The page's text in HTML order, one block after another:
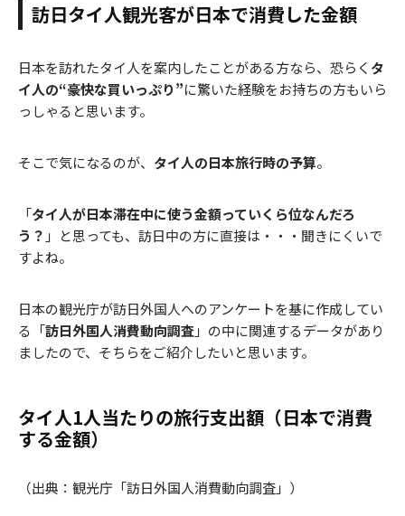
訪日タイ人観光客が日本で消費した金額
日本を訪れたタイ人を案内したことがある方なら、恐らく タ
イ人の“豪快な買いっぷり”に驚いた経験をお持ちの方もいら
っしゃると思います。
そこで気になるのが、 タイ人の日本旅行時の予算。
「タイ人が日本滞在中に使う金額っていくら位なんだろ
う？ 」と思っても、訪日中の方に直接は・・・聞きにくいで
すよね。
日本の観光庁が訪日外国人へのアンケートを基に作成してい
る「訪日外国人消費動向調査」の中に関連するデータがあり
ましたので、そちらをご紹介したいと思います。
タイ人1人当たりの旅行支出額（日本で消費
する金額）
（出典：観光庁「訪日外国人消費動向調査」）